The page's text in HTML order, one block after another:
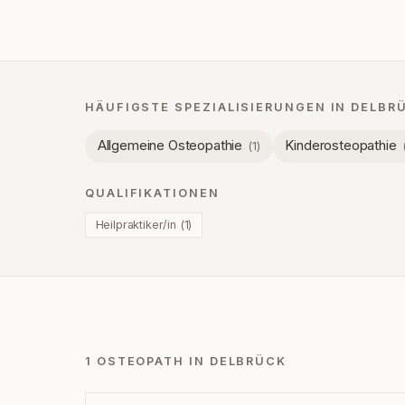
HÄUFIGSTE SPEZIALISIERUNGEN IN
Allgemeine Osteopathie (1) Kinderosteopathie
QUALIFIKATIONEN
Heilpraktiker/in (1)
1 OSTEOPATH IN DELBRÜCK